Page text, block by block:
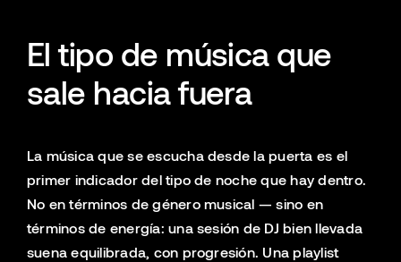
El tipo de música que
sale hacia fuera
La música que se escucha desde la puerta es el
primer indicador del tipo de noche que hay dentro.
No en términos de género musical — sino en
términos de energía: una sesión de DJ bien llevada
suena equilibrada, con progresión. Una playlist